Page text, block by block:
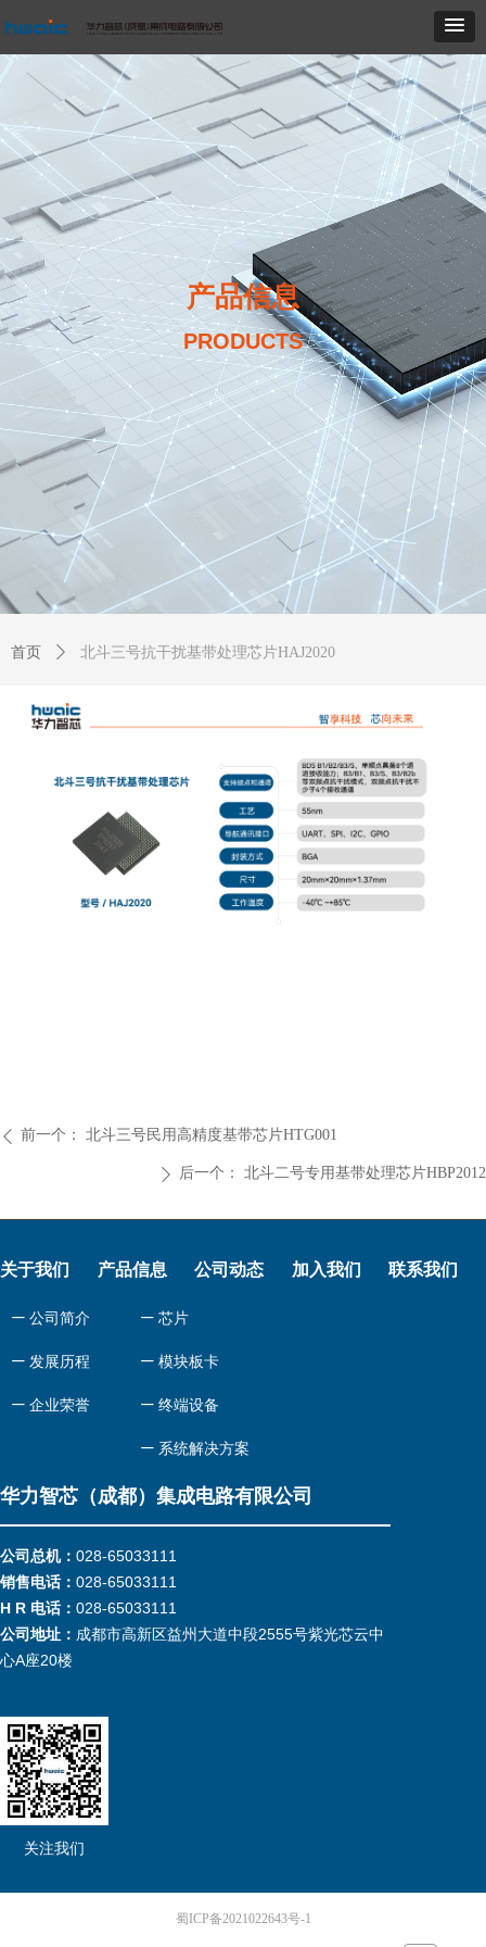
产品信息
PRODUCTS
首页 ꄲ 北斗三号抗干扰基带处理芯片HAJ2020
ꄴ 前一个： 北斗三号民用高精度基带芯片HTG001
ꄲ 后一个： 北斗二号专用基带处理芯片HBP2012
华力智芯（成都）集成电路有限公司
关于我们 产品信息 公司动态 加入我们 联系我们
ꄷ 公司简介
ꄷ 发展历程
ꄷ 企业荣誉
ꄷ 芯片
ꄷ 模块板卡
ꄷ 终端设备
ꄷ 系统解决方案
关注我们
公司总机： 028-65033111
销售电话： 028-65033111
H R 电话： 028-65033111
公司地址： 成都市高新区益州大道中段2555号紫光芯云中
心A座20楼
蜀ICP备2021022643号-1